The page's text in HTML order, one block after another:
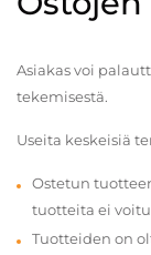
Asiakas voi
tekemisestä.
Useita keskeisiä
Ostetun
tuotteita ei
Tuotteiden on